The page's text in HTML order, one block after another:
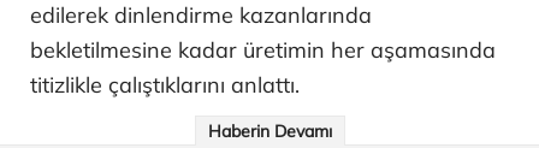
edilerek dinlendirme kazanlarında
bekletilmesine kadar üretimin her aşamasında
titizlikle çalıştıklarını anlattı.
Haberin Devamı